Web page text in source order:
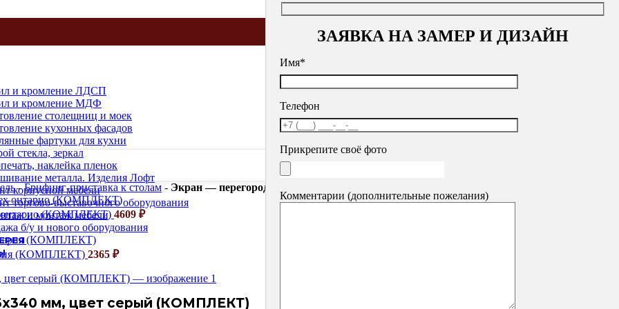
г. Кемеровоул. Соборная, 3
+7 (902) 755-45-55
Пн-пт: 09-18 сб-вс: выходной
г. Новокузнецк,
+7 (902) 984-52-09
Пн-пт: 09-18 сб-вс: выходной
и кромление ЛДСП
и кромление МДФ
столещниц и моек
кухонных фасадов
фартуки для кухни
стекла, зеркал
наклейка пленок
металла. Изделия Лофт
корпусной мебели
торгово-выставочного оборудования
и монтаж мебели
б/у и нового оборудования
ЗАЯВКА НА ЗАМЕР И ДИЗАЙН
Имя*
Телефон
Прикрепите своё фото
Комментарии (дополнительные пожелания)
-Брифинг-приставка к столам - Экран — перегородка «Монолит», 1600х16х340 мм, цвет серый (КОМПЛЕКТ)
онтарио (КОМПЛЕКТ) 4609 ₽
(КОМПЛЕКТ) 2365 ₽
мм, цвет серый (КОМПЛЕКТ)